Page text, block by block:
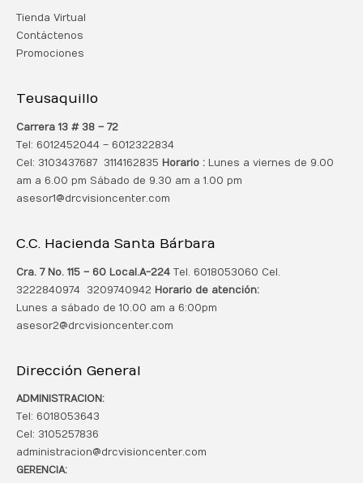
Tienda Virtual
Contáctenos
Promociones
Teusaquillo
Carrera 13 # 38 – 72
Tel: 6012452044 – 6012322834
Cel: 3103437687 3114162835 Horario : Lunes a viernes de 9.00
am a 6.00 pm Sábado de 9.30 am a 1.00 pm
asesor1@drcvisioncenter.com
C.C. Hacienda Santa Bárbara
Cra. 7 No. 115 – 60 Local.A-224 Tel. 6018053060 Cel.
3222840974 3209740942 Horario de atención:
Lunes a sábado de 10.00 am a 6:00pm
asesor2@drcvisioncenter.com
Dirección General
ADMINISTRACION:
Tel: 6018053643
Cel: 3105257836
administracion@drcvisioncenter.com
GERENCIA: